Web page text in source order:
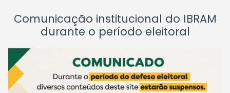
Comunicação institucional do IBRAM
durante o período eleitoral